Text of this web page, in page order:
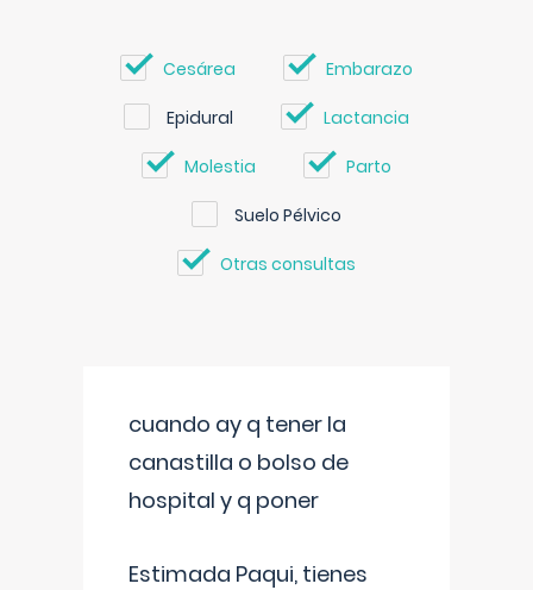
Cesárea Embarazo
Epidural Lactancia
Molestia Parto
Suelo Pélvico
Otras consultas
cuando ay q tener la
canastilla o bolso de
hospital y q poner
Estimada Paqui, tienes